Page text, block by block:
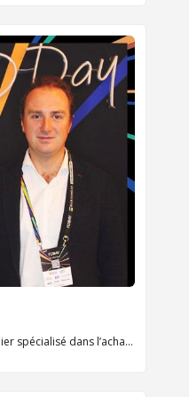
Energety est un ibuyer immobilier spécialisé dans l’achat de passoires thermiques. L’ambition étant d’accélérer la rénovation énergétique du parc immobilier français.